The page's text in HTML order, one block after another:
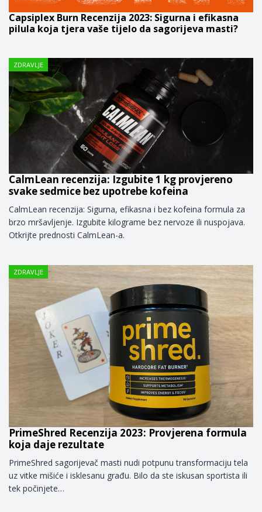
Capsiplex Burn Recenzija 2023: Sigurna i efikasna
pilula koja tjera vaše tijelo da sagorijeva masti?
ZDRAVLJE
CalmLean recenzija: Izgubite 1 kg provjereno
svake sedmice bez upotrebe kofeina
CalmLean recenzija: Sigurna, efikasna i bez kofeina formula za
brzo mršavljenje. Izgubite kilograme bez nervoze ili nuspojava.
Otkrijte prednosti CalmLean-a.
ZDRAVLJE
PrimeShred Recenzija 2023: Provjerena formula
koja daje rezultate
PrimeShred sagorijevač masti nudi potpunu transformaciju tela
uz vitke mišiće i isklesanu građu. Bilo da ste iskusan sportista ili
tek počinjete…